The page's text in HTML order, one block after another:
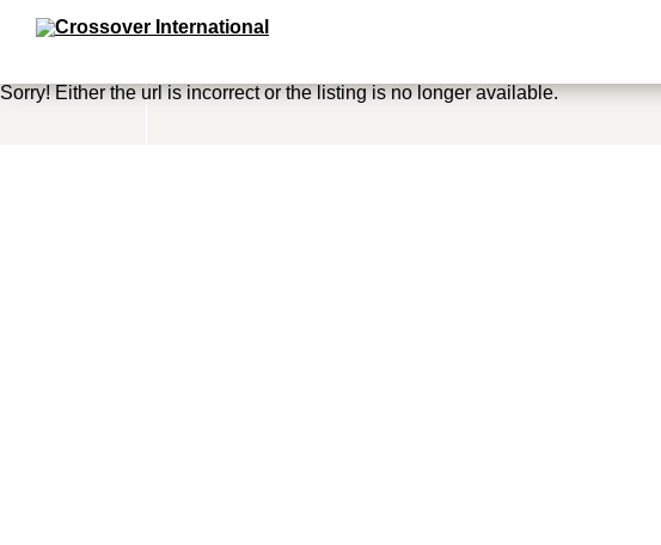
Sorry! Either the url is incorrect or the listing is no longer available.